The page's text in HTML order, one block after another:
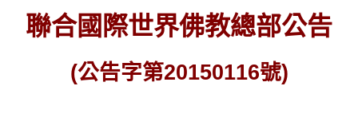
聯合國際世界佛教總部公告
(公告字第20150116號)